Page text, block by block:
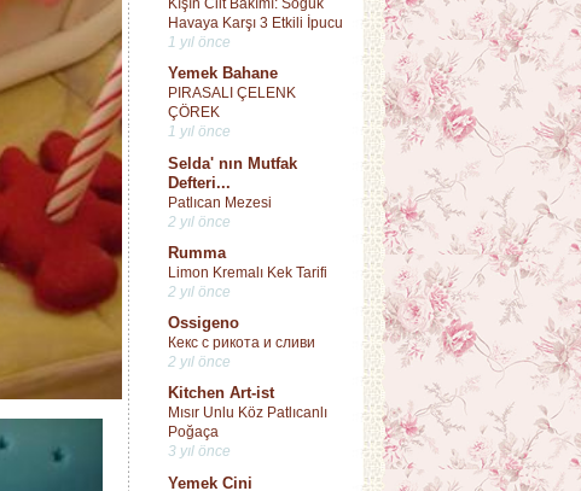
Kışın Cilt Bakımı: Soğuk
Havaya Karşı 3 Etkili İpucu
1 yıl önce
Yemek Bahane
PIRASALI ÇELENK
ÇÖREK
1 yıl önce
Selda' nın Mutfak
Defteri...
Patlıcan Mezesi
2 yıl önce
Rumma
Limon Kremalı Kek Tarifi
2 yıl önce
Ossigeno
Кекс с рикота и сливи
2 yıl önce
Kitchen Art-ist
Mısır Unlu Köz Patlıcanlı
Poğaça
3 yıl önce
Yemek Cini